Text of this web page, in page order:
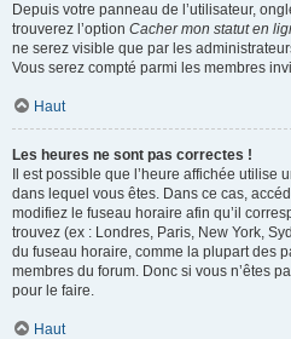
Depuis votre panneau de l’utilisateur,
trouverez l’option Cacher mon statut en
ne serez visible que par les
Vous serez compté parmi les membres
Haut
Les heures ne sont pas correctes !
Il est possible que l’heure affichée utilise
dans lequel vous êtes. Dans ce cas,
modifiez le fuseau horaire afin qu’il
trouvez (ex : Londres, Paris, New York,
du fuseau horaire, comme la plupart des
membres du forum. Donc si vous n’êtes
pour le faire.
Haut